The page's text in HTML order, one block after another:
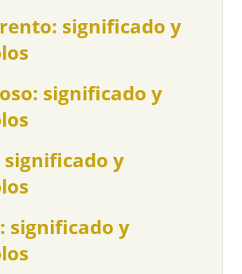
significado y
significado y
significado y
significado y